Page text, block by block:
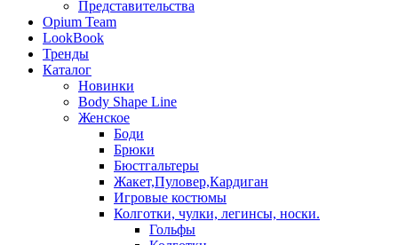
Представительства
Opium Team
LookBook
Тренды
Каталог
Новинки
Body Shape Line
Женское
Боди
Брюки
Бюстгальтеры
Жакет,Пуловер,Кардиган
Игровые костюмы
Колготки, чулки, легинсы, носки.
Гольфы